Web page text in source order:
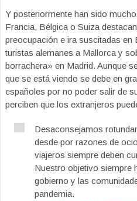
Y posteriormente han sido
Francia, Bélgica o Suiza
preocupación e ira suscitadas en
turistas alemanes a Mallorca y
borrachera» en Madrid. Aunque
que se está viendo se debe en
españoles por no poder salir de
perciben que los extranjeros
Desaconsejamos
desde por razones de
viajeros siempre deben
Nuestro objetivo siempre
gobierno y las
pandemia.